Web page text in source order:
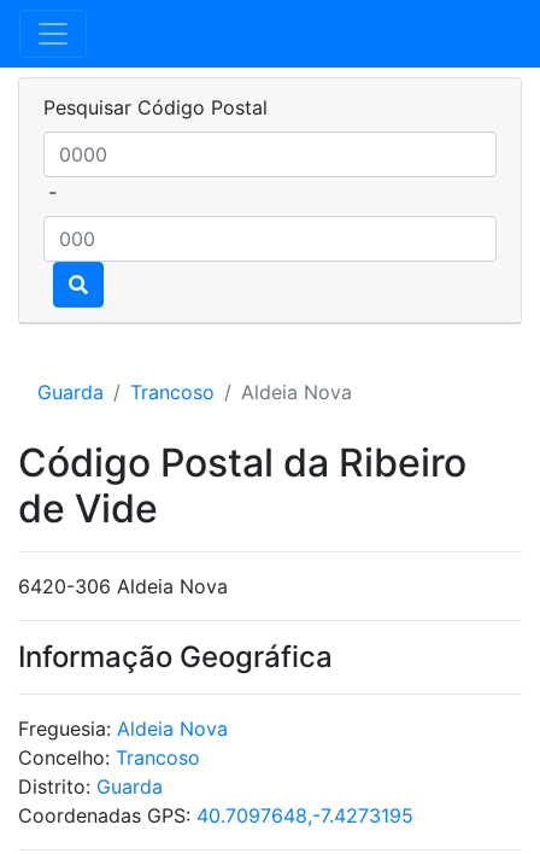
Pesquisar Código Postal
-
Guarda Trancoso Aldeia Nova
Código Postal da Ribeiro
de Vide
6420-306 Aldeia Nova
Informação Geográfica
Freguesia: Aldeia Nova
Concelho: Trancoso
Distrito: Guarda
Coordenadas GPS: 40.7097648,-7.4273195